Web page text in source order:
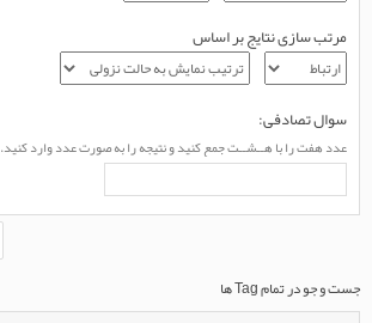
مرتب سازی نتایج بر اساس
سوال تصادفی:
عدد هفت را با هــشــت جمع کنید و نتیجه را به صورت عدد وارد کنید.
جست و جو در تمام Tag ها